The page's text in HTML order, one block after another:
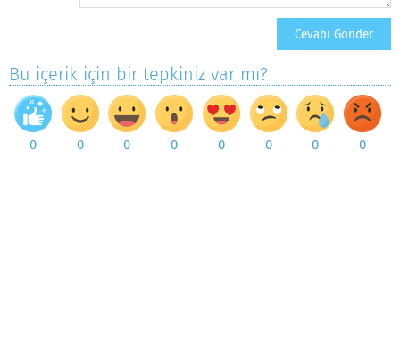
Bu içerik için bir tepkiniz var mı?
0 0 0 0 0 0 0 0